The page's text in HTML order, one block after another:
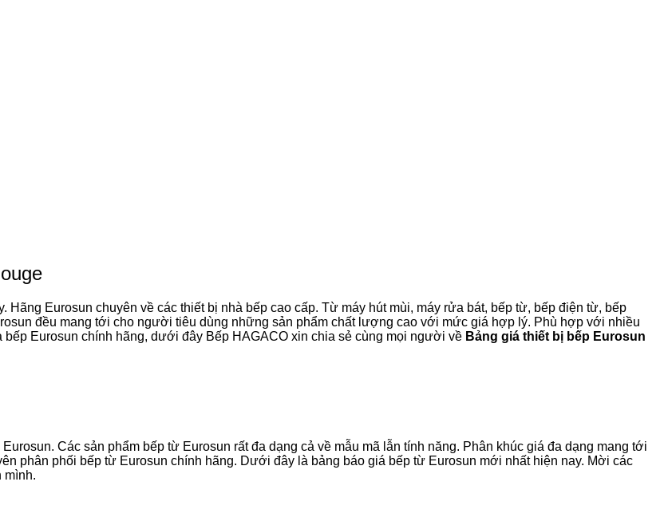
Eurosun chuyên về các thiết bị nhà bếp cao cấp. Từ máy hút mùi, máy rửa bát, bếp từ, bếp điện từ, bếp
đều mang tới cho người tiêu dùng những sản phẩm chất lượng cao với mức giá hợp lý. Phù hợp với nhiều
Eurosun chính hãng, dưới đây Bếp HAGACO xin chia sẻ cùng mọi người về Bảng giá thiết bị bếp Eurosun
Các sản phẩm bếp từ Eurosun rất đa dạng cả về mẫu mã lẫn tính năng. Phân khúc giá đa dạng mang tới
phân phối bếp từ Eurosun chính hãng. Dưới đây là bảng báo giá bếp từ Eurosun mới nhất hiện nay. Mời các
mình.